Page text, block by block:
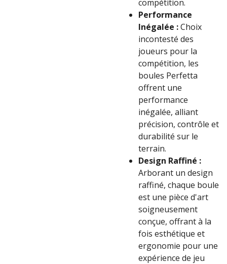
compétition.
Performance
Inégalée :Choix
incontesté des
joueurs pour la
compétition, les
boules Perfetta
offrent une
performance
inégalée, alliant
précision, contrôle et
durabilité sur le
terrain.
Design Raffiné :
Arborant un design
raffiné, chaque boule
est une pièce d'art
soigneusement
conçue, offrant à la
fois esthétique et
ergonomie pour une
expérience de jeu